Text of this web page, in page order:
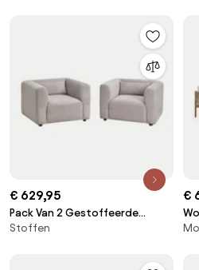
€ 629,95
Pack Van 2 Gestoffeerde
Fauteuils Fogler Corduroy Grijs
Stoffen
€